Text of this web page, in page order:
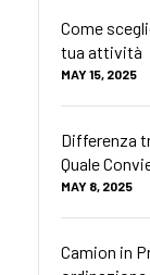
Come
tua attività
MAY 15, 2025
Differenza
Quale
MAY 8, 2025
Camion in